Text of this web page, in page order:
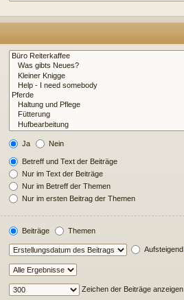
Ja Nein
Betreff und Text der Beiträge
Nur im Text der Beiträge
Nur im Betreff der Themen
Nur im ersten Beitrag der Themen
Beiträge Themen
Aufsteigend
Zeichen der Beiträge anzeigen